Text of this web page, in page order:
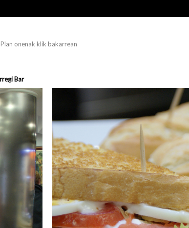
Plan onenak klik bakarrean
Bar